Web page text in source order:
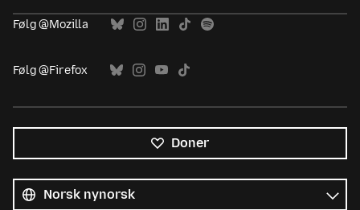
Følg @Mozilla
Følg @Firefox
Doner
språk
Språk